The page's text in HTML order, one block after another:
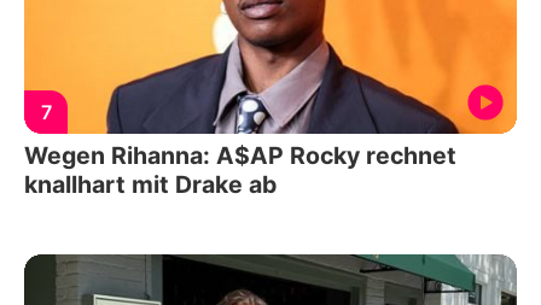
7
Wegen Rihanna: A$AP Rocky rechnet
knallhart mit Drake ab